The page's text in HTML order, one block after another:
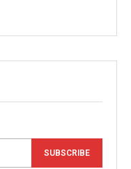
SUBSCRIBE